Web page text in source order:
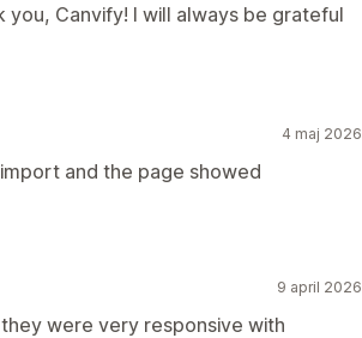
you, Canvify! I will always be grateful
4 maj 2026
and the page showed
9 april 2026
were very responsive with